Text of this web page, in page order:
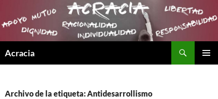
Acracia
Archivo de la etiqueta: Antidesarrollismo